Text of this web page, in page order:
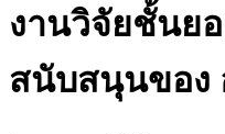
งานวิจัยชั้นย
สนับสนุนของ